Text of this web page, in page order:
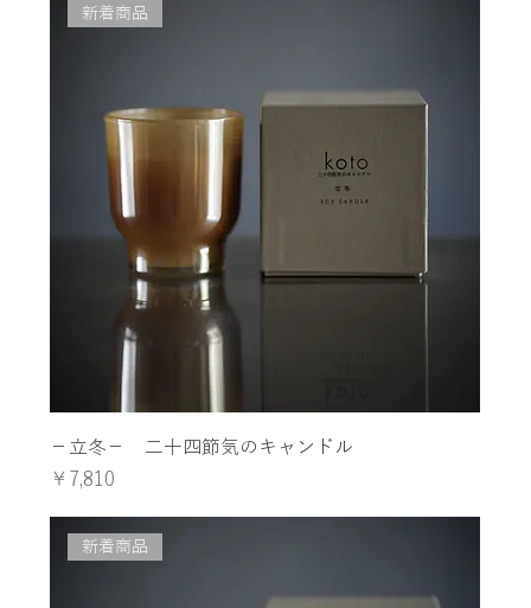
新着商品
−立冬− 二十四節気のキャンドル
価格
￥7,810
新着商品